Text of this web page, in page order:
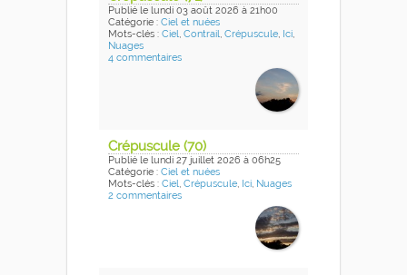
Publié le lundi 03 août 2026 à 21h00
Catégorie : Ciel et nuées
Mots-clés : Ciel, Contrail, Crépuscule, Ici,
Nuages
4 commentaires
Crépuscule (70)
Publié le lundi 27 juillet 2026 à 06h25
Catégorie : Ciel et nuées
Mots-clés : Ciel, Crépuscule, Ici, Nuages
2 commentaires